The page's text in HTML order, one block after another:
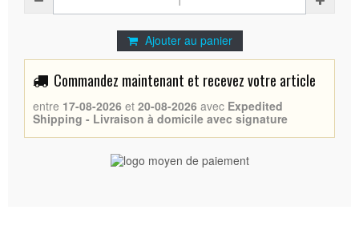
Ajouter au panier
Commandez maintenant et recevez votre article
entre 17-08-2026 et 20-08-2026 avec Expedited
Shipping - Livraison à domicile avec signature